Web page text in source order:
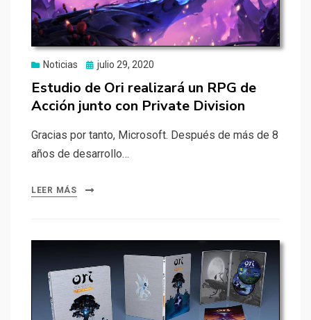
Noticias
Publicado
julio 29, 2020
Estudio de Ori realizará un RPG de
Acción junto con Private Division
Gracias por tanto, Microsoft. Después de más de 8
años de desarrollo…
LEER MÁS